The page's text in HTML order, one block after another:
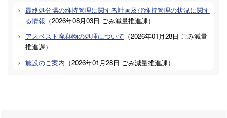
最終処分場の維持管理に関する計画及び維持管理の状況に関す
る情報 （2026年08月03日 ごみ減量推進課）
アスベスト廃棄物の処理について （2026年01月28日 ごみ減量
推進課）
施設のご案内 （2026年01月28日 ごみ減量推進課）